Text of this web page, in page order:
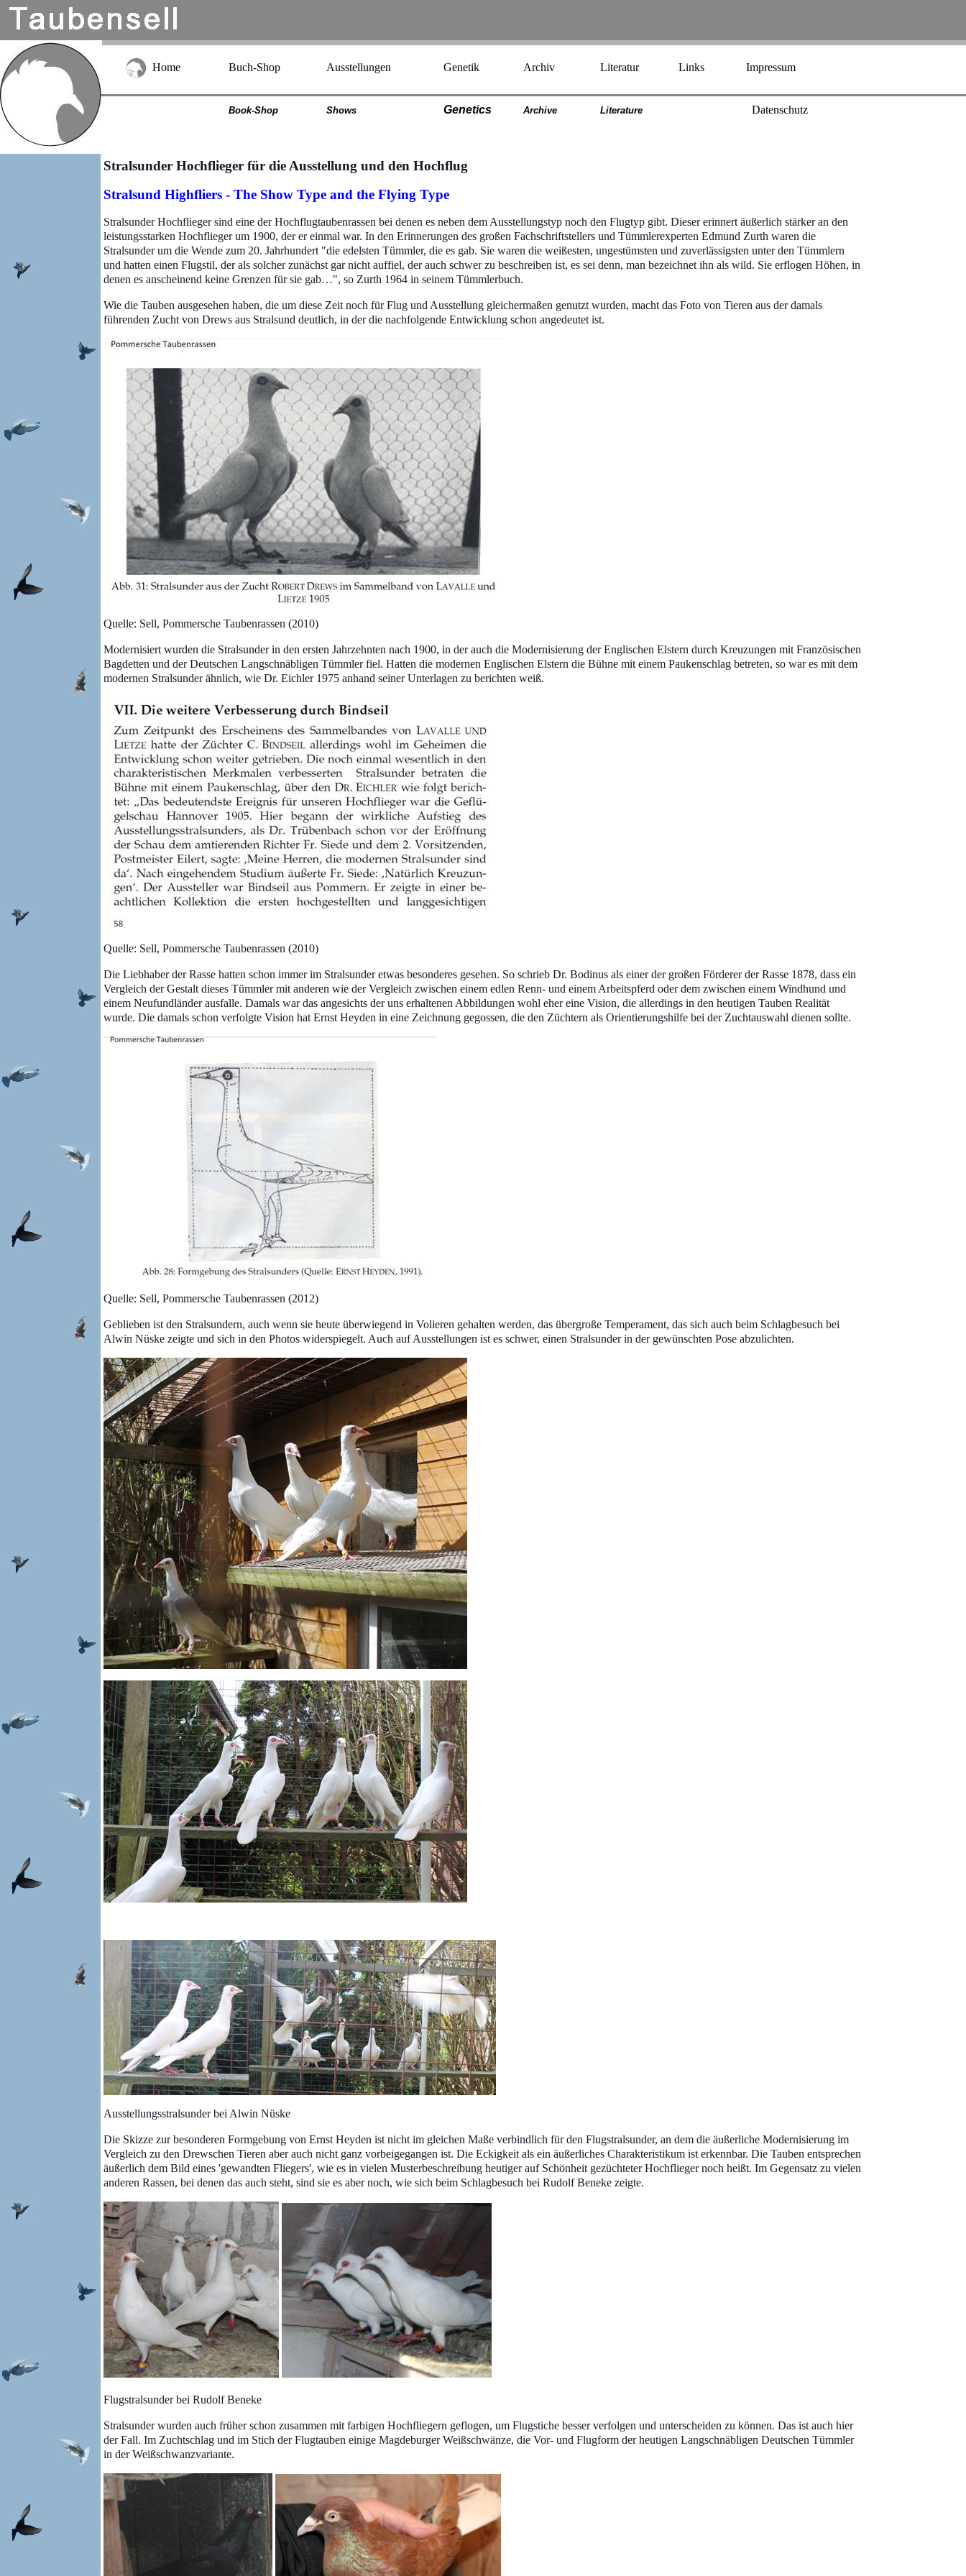
Home Buch-Shop Ausstellungen Genetik Archiv Literatur Links Impressum
Book-Shop Shows Genetics Archive Literature Datenschutz
Stralsunder Hochflieger für die Ausstellung und den Hochflug
Stralsund Highfliers - The Show Type and the Flying Type
Stralsunder Hochflieger sind eine der Hochflugtaubenrassen bei denen es neben dem Ausstellungstyp noch den Flugtyp gibt. Dieser erinnert äußerlich stärker an den
leistungsstarken Hochflieger um 1900, der er einmal war. In den Erinnerungen des großen Fachschriftstellers und Tümmlerexperten Edmund Zurth waren die
Stralsunder um die Wende zum 20. Jahrhundert "die edelsten Tümmler, die es gab. Sie waren die weißesten, ungestümsten und zuverlässigsten unter den Tümmlern
und hatten einen Flugstil, der als solcher zunächst gar nicht auffiel, der auch schwer zu beschreiben ist, es sei denn, man bezeichnet ihn als wild. Sie erflogen Höhen, in
denen es anscheinend keine Grenzen für sie gab…", so Zurth 1964 in seinem Tümmlerbuch.
Wie die Tauben ausgesehen haben, die um diese Zeit noch für Flug und Ausstellung gleichermaßen genutzt wurden, macht das Foto von Tieren aus der damals
führenden Zucht von Drews aus Stralsund deutlich, in der die nachfolgende Entwicklung schon angedeutet ist.
Quelle: Sell, Pommersche Taubenrassen (2010)
Modernisiert wurden die Stralsunder in den ersten Jahrzehnten nach 1900, in der auch die Modernisierung der Englischen Elstern durch Kreuzungen mit Französischen
Bagdetten und der Deutschen Langschnäbligen Tümmler fiel. Hatten die modernen Englischen Elstern die Bühne mit einem Paukenschlag betreten, so war es mit dem
modernen Stralsunder ähnlich, wie Dr. Eichler 1975 anhand seiner Unterlagen zu berichten weiß.
Quelle: Sell, Pommersche Taubenrassen (2010)
Die Liebhaber der Rasse hatten schon immer im Stralsunder etwas besonderes gesehen. So schrieb Dr. Bodinus als einer der großen Förderer der Rasse 1878, dass ein
Vergleich der Gestalt dieses Tümmler mit anderen wie der Vergleich zwischen einem edlen Renn- und einem Arbeitspferd oder dem zwischen einem Windhund und
einem Neufundländer ausfalle. Damals war das angesichts der uns erhaltenen Abbildungen wohl eher eine Vision, die allerdings in den heutigen Tauben Realität
wurde. Die damals schon verfolgte Vision hat Ernst Heyden in eine Zeichnung gegossen, die den Züchtern als Orientierungshilfe bei der Zuchtauswahl dienen sollte.
Quelle: Sell, Pommersche Taubenrassen (2012)
Geblieben ist den Stralsundern, auch wenn sie heute überwiegend in Volieren gehalten werden, das übergroße Temperament, das sich auch beim Schlagbesuch bei
Alwin Nüske zeigte und sich in den Photos widerspiegelt. Auch auf Ausstellungen ist es schwer, einen Stralsunder in der gewünschten Pose abzulichten.
Ausstellungsstralsunder bei Alwin Nüske
Die Skizze zur besonderen Formgebung von Ernst Heyden ist nicht im gleichen Maße verbindlich für den Flugstralsunder, an dem die äußerliche Modernisierung im
Vergleich zu den Drewschen Tieren aber auch nicht ganz vorbeigegangen ist. Die Eckigkeit als ein äußerliches Charakteristikum ist erkennbar. Die Tauben entsprechen
äußerlich dem Bild eines 'gewandten Fliegers', wie es in vielen Musterbeschreibung heutiger auf Schönheit gezüchteter Hochflieger noch heißt. Im Gegensatz zu vielen
anderen Rassen, bei denen das auch steht, sind sie es aber noch, wie sich beim Schlagbesuch bei Rudolf Beneke zeigte.
Flugstralsunder bei Rudolf Beneke
Stralsunder wurden auch früher schon zusammen mit farbigen Hochfliegern geflogen, um Flugstiche besser verfolgen und unterscheiden zu können. Das ist auch hier
der Fall. Im Zuchtschlag und im Stich der Flugtauben einige Magdeburger Weißschwänze, die Vor- und Flugform der heutigen Langschnäbligen Deutschen Tümmler
in der Weißschwanzvariante.